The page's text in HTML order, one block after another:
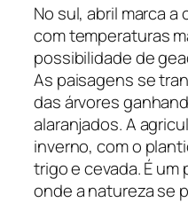
No sul, abril marca
com temperaturas
possibilidade de
As paisagens se
das árvores
alaranjados. A
inverno, com o
trigo e cevada. É
onde a natureza se